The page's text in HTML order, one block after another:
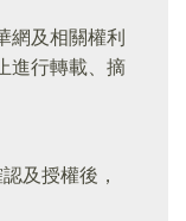
網及相關權利
進行轉載、摘
及授權後，